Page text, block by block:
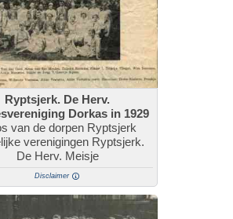
Ryptsjerk. De Herv.
Dorkas in 1929
van de dorpen Ryptsjerk
verenigingen Ryptsjerk.
De Herv. Meisje
Disclaimer